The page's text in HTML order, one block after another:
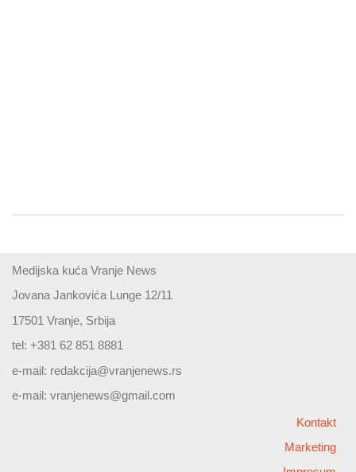
Medijska kuća Vranje News
Jovana Jankovića Lunge 12/11
17501 Vranje, Srbija
tel: +381 62 851 8881
e-mail: redakcija@vranjenews.rs
e-mail: vranjenews@gmail.com
Kontakt
Marketing